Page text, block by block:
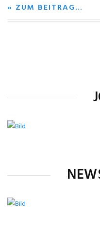
» ZUM BEITRAG…